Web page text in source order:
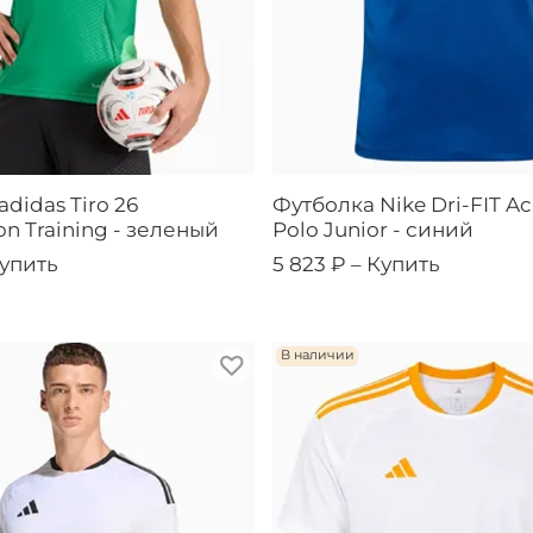
Tiro 26
Training - зеленый
Футболка Nike Dri-FIT
Polo Junior - синий
5 823 ₽ – Купить
В наличии